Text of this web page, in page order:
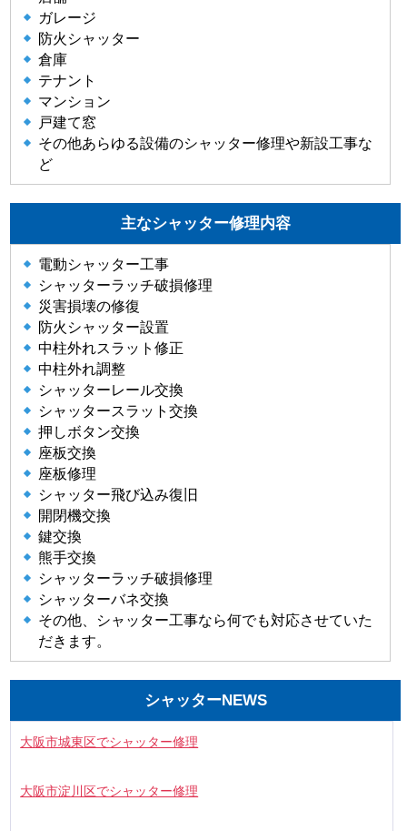
ガレージ
防火シャッター
倉庫
テナント
マンション
戸建て窓
その他あらゆる設備のシャッター修理や新設工事な
ど
主なシャッター修理内容
電動シャッター工事
シャッターラッチ破損修理
災害損壊の修復
防火シャッター設置
中柱外れスラット修正
中柱外れ調整
シャッターレール交換
シャッタースラット交換
押しボタン交換
座板交換
座板修理
シャッター飛び込み復旧
開閉機交換
鍵交換
熊手交換
シャッターラッチ破損修理
シャッターバネ交換
その他、シャッター工事なら何でも対応させていた
だきます。
シャッターNEWS
大阪市城東区でシャッター修理
大阪市淀川区でシャッター修理